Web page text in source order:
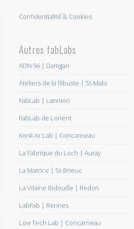
Confidentialité & Cookies
Autres fabLabs
ADN 56 | Damgan
Ateliers de la flibuste | St-Malo
FabLab | Lannion
FabLab de Lorient
Konk Ar Lab | Concarneau
La Fabrique du Loch | Auray
La Matrice | St-Brieuc
La Vilaine Bidouille | Redon
LabFab | Rennes
Low Tech Lab | Concarneau